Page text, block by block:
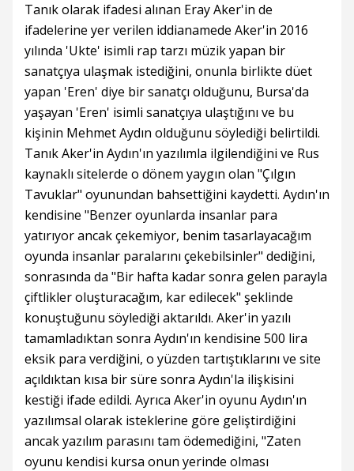
Tanık olarak ifadesi alınan Eray Aker'in de
ifadelerine yer verilen iddianamede Aker'in 2016
yılında 'Ukte' isimli rap tarzı müzik yapan bir
sanatçıya ulaşmak istediğini, onunla birlikte düet
yapan 'Eren' diye bir sanatçı olduğunu, Bursa'da
yaşayan 'Eren' isimli sanatçıya ulaştığını ve bu
kişinin Mehmet Aydın olduğunu söylediği belirtildi.
Tanık Aker'in Aydın'ın yazılımla ilgilendiğini ve Rus
kaynaklı sitelerde o dönem yaygın olan "Çılgın
Tavuklar" oyunundan bahsettiğini kaydetti. Aydın'ın
kendisine "Benzer oyunlarda insanlar para
yatırıyor ancak çekemiyor, benim tasarlayacağım
oyunda insanlar paralarını çekebilsinler" dediğini,
sonrasında da "Bir hafta kadar sonra gelen parayla
çiftlikler oluşturacağım, kar edilecek" şeklinde
konuştuğunu söylediği aktarıldı. Aker'in yazılı
tamamladıktan sonra Aydın'ın kendisine 500 lira
eksik para verdiğini, o yüzden tartıştıklarını ve site
açıldıktan kısa bir süre sonra Aydın'la ilişkisini
kestiği ifade edildi. Ayrıca Aker'in oyunu Aydın'ın
yazılımsal olarak isteklerine göre geliştirdiğini
ancak yazılım parasını tam ödemediğini, "Zaten
oyunu kendisi kursa onun yerinde olması